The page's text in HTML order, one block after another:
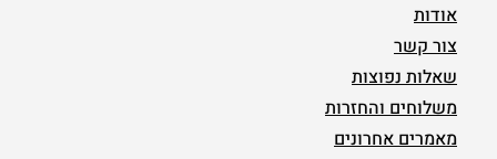
אודות
צור קשר
שאלות נפוצות
משלוחים והחזרות
מאמרים אחרונים